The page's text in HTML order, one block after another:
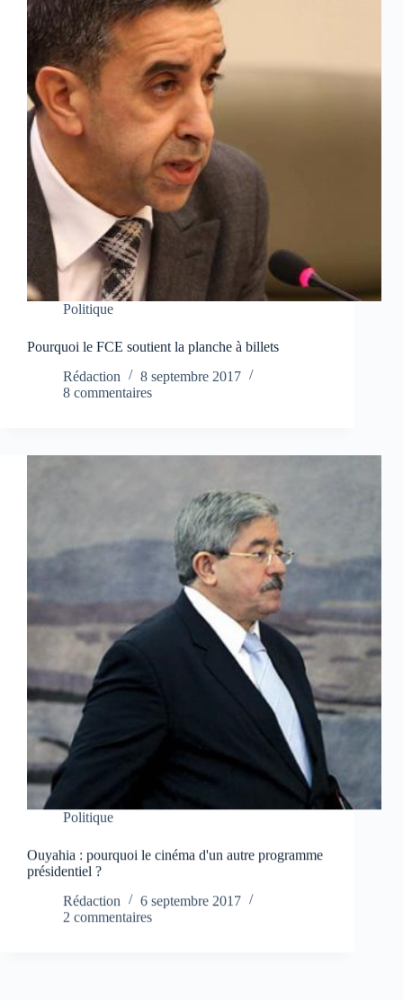
Politique
Pourquoi le FCE soutient la planche à billets
Rédaction
8 septembre 2017
8 commentaires
Politique
Ouyahia : pourquoi le cinéma d'un autre programme
présidentiel ?
Rédaction
6 septembre 2017
2 commentaires